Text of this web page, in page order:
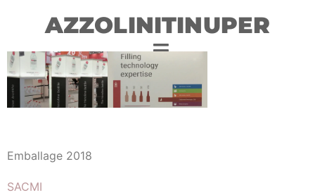
AZZOLINITINUPER
Emballage 2018
SACMI